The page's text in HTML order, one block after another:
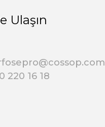
Ulaşın
220 16 18